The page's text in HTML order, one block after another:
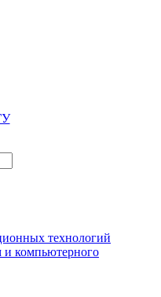
технологий
компьютерного